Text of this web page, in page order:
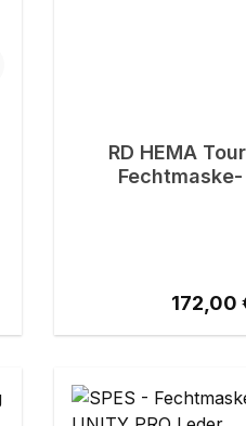
RD HEMA
Fechtmaske-
172,00